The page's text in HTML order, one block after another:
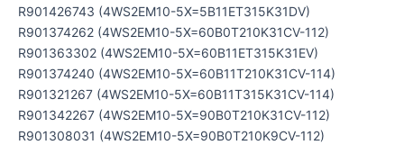
R901426743 (4WS2EM10-5X=5B11ET315K31DV)
R901374262 (4WS2EM10-5X=60B0T210K31CV-112)
R901363302 (4WS2EM10-5X=60B11ET315K31EV)
R901374240 (4WS2EM10-5X=60B11T210K31CV-114)
R901321267 (4WS2EM10-5X=60B11T315K31CV-114)
R901342267 (4WS2EM10-5X=90B0T210K31CV-112)
R901308031 (4WS2EM10-5X=90B0T210K9CV-112)